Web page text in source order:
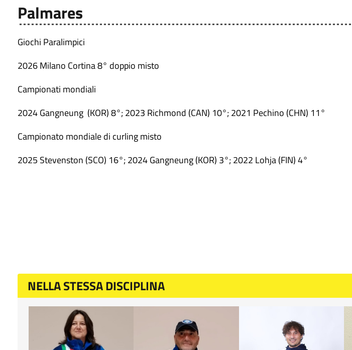
Palmares
Giochi Paralimpici
2026 Milano Cortina 8° doppio misto
Campionati mondiali
2024 Gangneung (KOR) 8°; 2023 Richmond (CAN) 10°; 2021 Pechino (CHN) 11°
Campionato mondiale di curling misto
2025 Stevenston (SCO) 16°; 2024 Gangneung (KOR) 3°; 2022 Lohja (FIN) 4°
NELLA STESSA DISCIPLINA